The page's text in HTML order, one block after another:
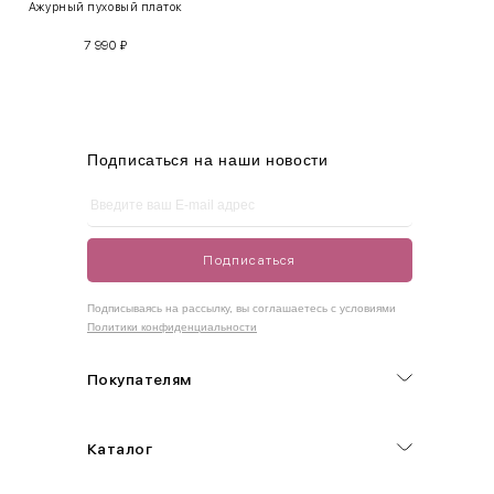
Ажурный пуховый платок
7 990 ₽
S 42-44
42-50
Как правильно себя обмерить
Измеряется по самым выступающим точкам.
Покупателям
Каталог
Подписаться на наши новости
Подписаться
Подписываясь на рассылку, вы соглашаетесь с условиями
Политики конфиденциальности